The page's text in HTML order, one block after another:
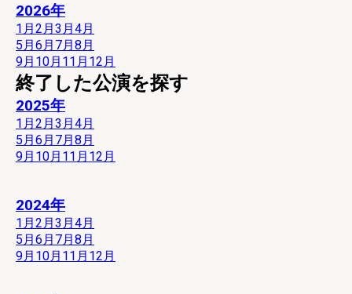
2026年
1月2月3月4月
5月6月 7月8月
9月 10月 11月 12月
終了した公演を探す
2025年
1月2月3月4月
5月6月 7月8月
9月 10月 11月 12月
2024年
1月2月3月4月
5月6月 7月8月
9月 10月 11月 12月